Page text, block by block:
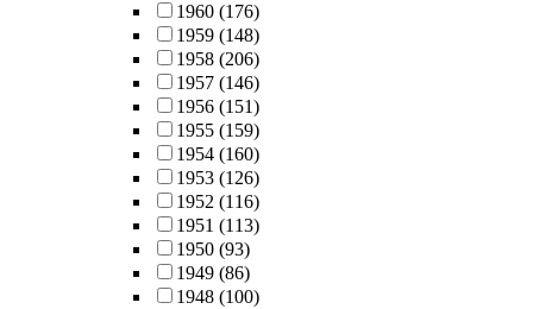
1960 (176)
1959 (148)
1958 (206)
1957 (146)
1956 (151)
1955 (159)
1954 (160)
1953 (126)
1952 (116)
1951 (113)
1950 (93)
1949 (86)
1948 (100)